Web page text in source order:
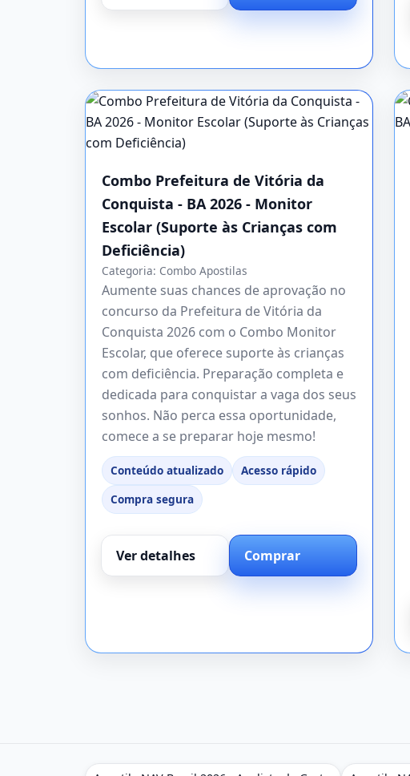
Combo Prefeitura de Vitória da
Conquista - BA 2026 - Monitor
Escolar (Suporte às Crianças com
Deficiência)
Categoria: Combo Apostilas
Aumente suas chances de aprovação no
concurso da Prefeitura de Vitória da
Conquista 2026 com o Combo Monitor
Escolar, que oferece suporte às crianças
com deficiência. Preparação completa e
dedicada para conquistar a vaga dos seus
sonhos. Não perca essa oportunidade,
comece a se preparar hoje mesmo!
Conteúdo atualizado
Acesso rápido
Compra segura
Ver detalhes Comprar